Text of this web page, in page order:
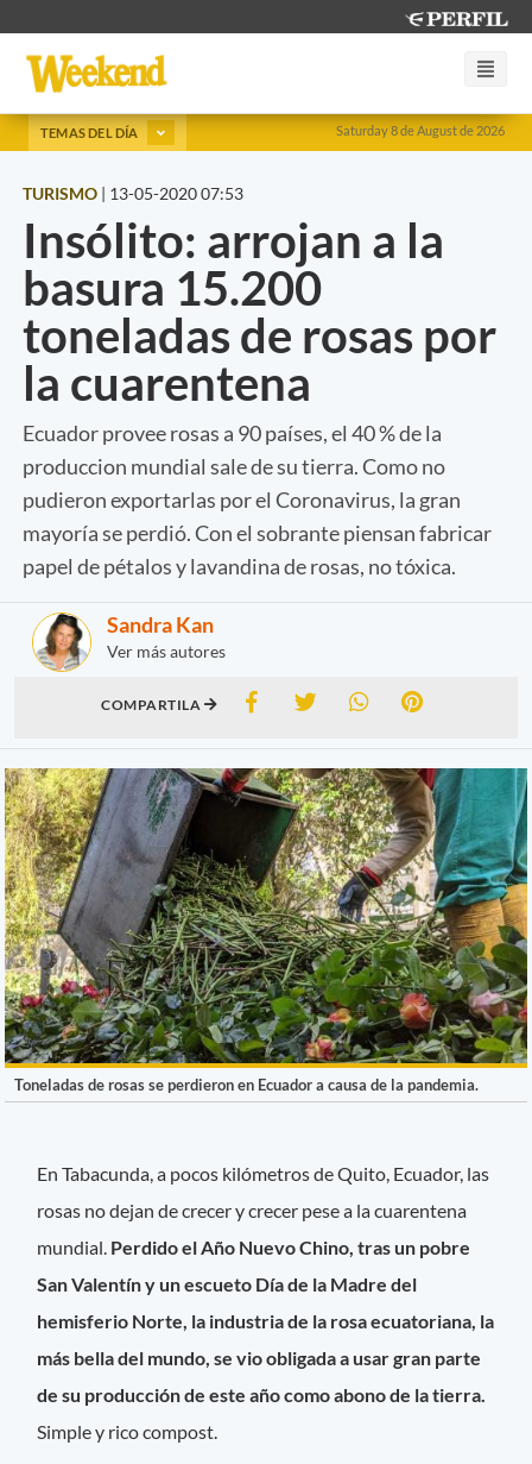
Saturday 8 de August de 2026
TEMAS DEL DÍA
TURISMO | 13-05-2020 07:53
Insólito: arrojan a la
basura 15.200
toneladas de rosas por
la cuarentena
Ecuador provee rosas a 90 países, el 40 % de la
produccion mundial sale de su tierra. Como no
pudieron exportarlas por el Coronavirus, la gran
mayoría se perdió. Con el sobrante piensan fabricar
papel de pétalos y lavandina de rosas, no tóxica.
Sandra Kan
Ver más autores
COMPARTILA
Toneladas de rosas se perdieron en Ecuador a causa de la pandemia.
En Tabacunda, a pocos kilómetros de Quito, Ecuador, las
rosas no dejan de crecer y crecer pese a la cuarentena
mundial. Perdido el Año Nuevo Chino, tras un pobre
San Valentín y un escueto Día de la Madre del
hemisferio Norte, la industria de la rosa ecuatoriana, la
más bella del mundo, se vio obligada a usar gran parte
de su producción de este año como abono de la tierra.
Simple y rico compost.